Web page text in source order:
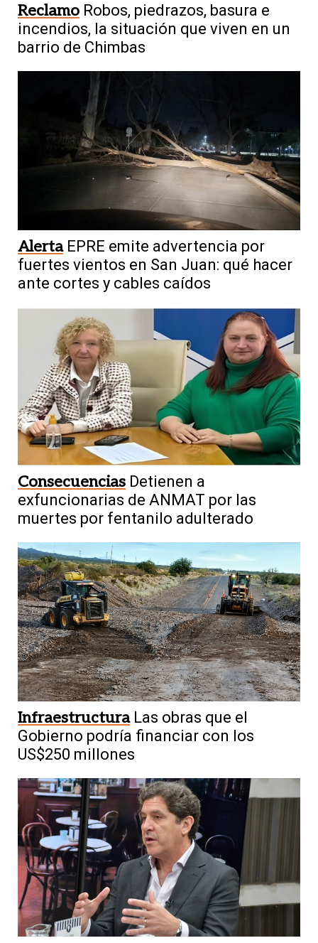
Reclamo Robos, piedrazos, basura e
incendios, la situación que viven en un
barrio de Chimbas
Alerta EPRE emite advertencia por
fuertes vientos en San Juan: qué hacer
ante cortes y cables caídos
Consecuencias Detienen a
exfuncionarias de ANMAT por las
muertes por fentanilo adulterado
Infraestructura Las obras que el
Gobierno podría financiar con los
US$250 millones